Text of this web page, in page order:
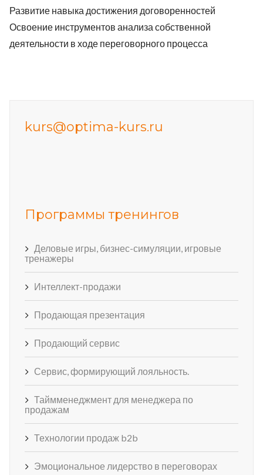
Развитие навыка достижения договоренностей
Освоение инструментов анализа собственной
деятельности в ходе переговорного процесса
kurs@optima-kurs.ru
Программы тренингов
Деловые игры, бизнес-симуляции, игровые
тренажеры
Интеллект-продажи
Продающая презентация
Продающий сервис
Сервис, формирующий лояльность.
Таймменеджмент для менеджера по
продажам
Технологии продаж b2b
Эмоциональное лидерство в переговорах